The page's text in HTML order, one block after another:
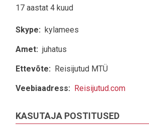
17 aastat 4 kuud
Skype kylamees
Amet juhatus
Ettevõte Reisijutud MTÜ
Veebiaadress Reisijutud.com
KASUTAJA POSTITUSED